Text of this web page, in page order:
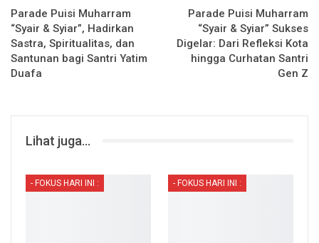
Parade Puisi Muharram
“Syair & Syiar”, Hadirkan
Sastra, Spiritualitas, dan
Santunan bagi Santri Yatim
Duafa
Parade Puisi Muharram
“Syair & Syiar” Sukses
Digelar: Dari Refleksi Kota
hingga Curhatan Santri
Gen Z
Lihat juga...
- FOKUS HARI INI : - FOKUS HARI INI :